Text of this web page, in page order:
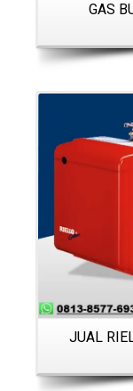
GAS
JUAL